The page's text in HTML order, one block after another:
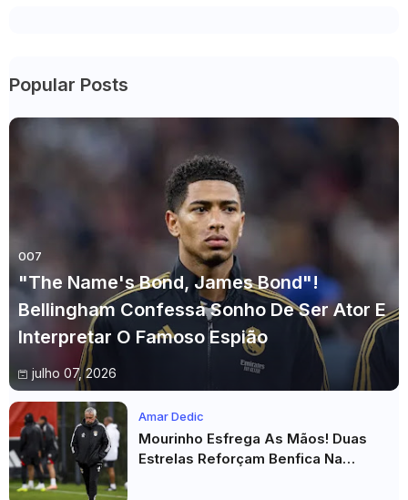
Popular Posts
007
"The Name's Bond, James Bond"!
Bellingham Confessa Sonho De Ser Ator E
Interpretar O Famoso Espião
julho 07, 2026
Amar Dedic
Mourinho Esfrega As Mãos! Duas
Estrelas Reforçam Benfica Na